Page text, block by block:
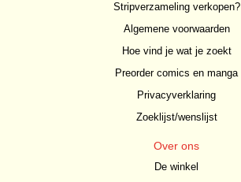
Stripverzameling verkopen?
Algemene voorwaarden
Hoe vind je wat je zoekt
Preorder comics en manga
Privacyverklaring
Zoeklijst/wenslijst
Over ons
De winkel